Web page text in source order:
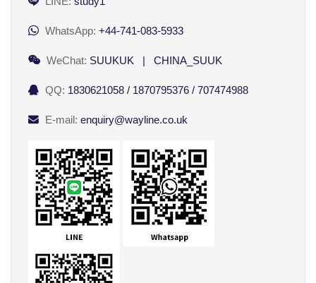
WhatsApp: +44-741-083-5933
WeChat: SUUKUK | CHINA_SUUK
QQ: 1830621058 / 1870795376 / 707474988
E-mail: enquiry@wayline.co.uk